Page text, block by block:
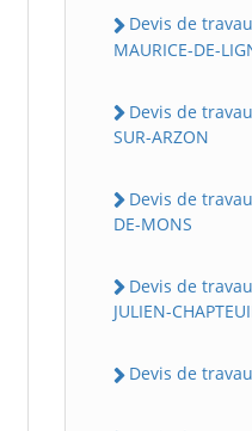
Devis de
MAURICE-DE-
Devis de
SUR-ARZON
Devis de
DE-MONS
Devis de
JULIEN-
Devis de